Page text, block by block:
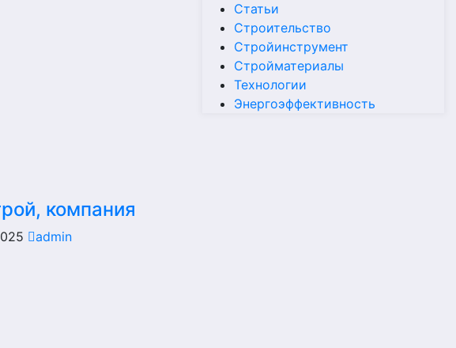
компания
admin
Статьи
Строительство
Стройинструмент
Стройматериалы
Технологии
Энергоэффективность